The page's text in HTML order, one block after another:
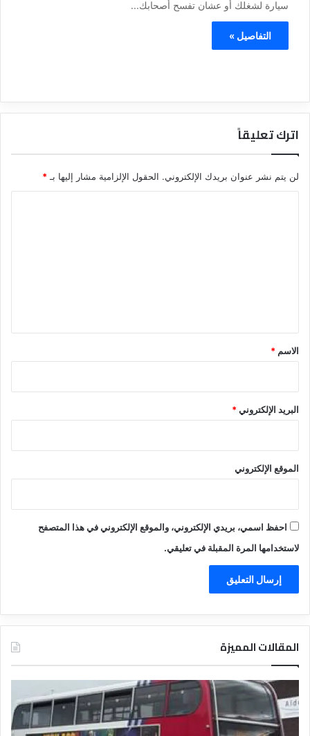
سيارة لشغلك أو عشان تفسح أصحابك...
التفاصيل »
اترك تعليقاً
لن يتم نشر عنوان بريدك الإلكتروني. الحقول الإلزامية مشار إليها بـ *
*
الاسم *
البريد الإلكتروني*
الموقع الإلكتروني
احفظ اسمي، بريدي الإلكتروني، والموقع الإلكتروني في هذا المتصفح
لاستخدامها المرة المقبلة في تعليقي.
المقالات المميزة
ي
ل